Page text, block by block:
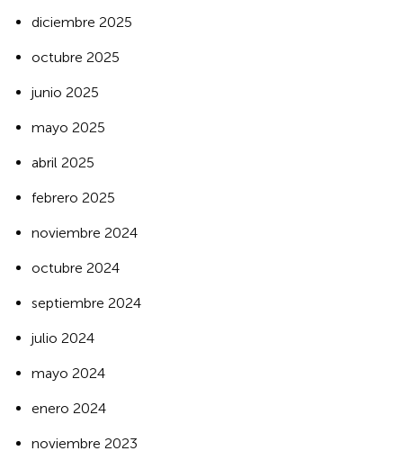
diciembre 2025
octubre 2025
junio 2025
mayo 2025
abril 2025
febrero 2025
noviembre 2024
octubre 2024
septiembre 2024
julio 2024
mayo 2024
enero 2024
noviembre 2023